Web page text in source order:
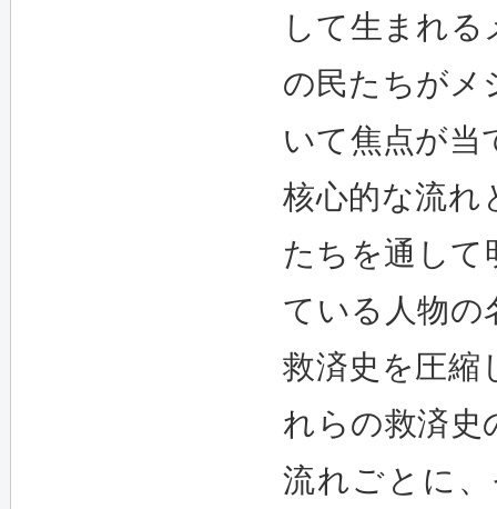
して生まれ
の民たちがメ
いて焦点が当
核心的な流れ
たちを通して
ている人物の
救済史を圧縮
れらの救済史
流れごとに